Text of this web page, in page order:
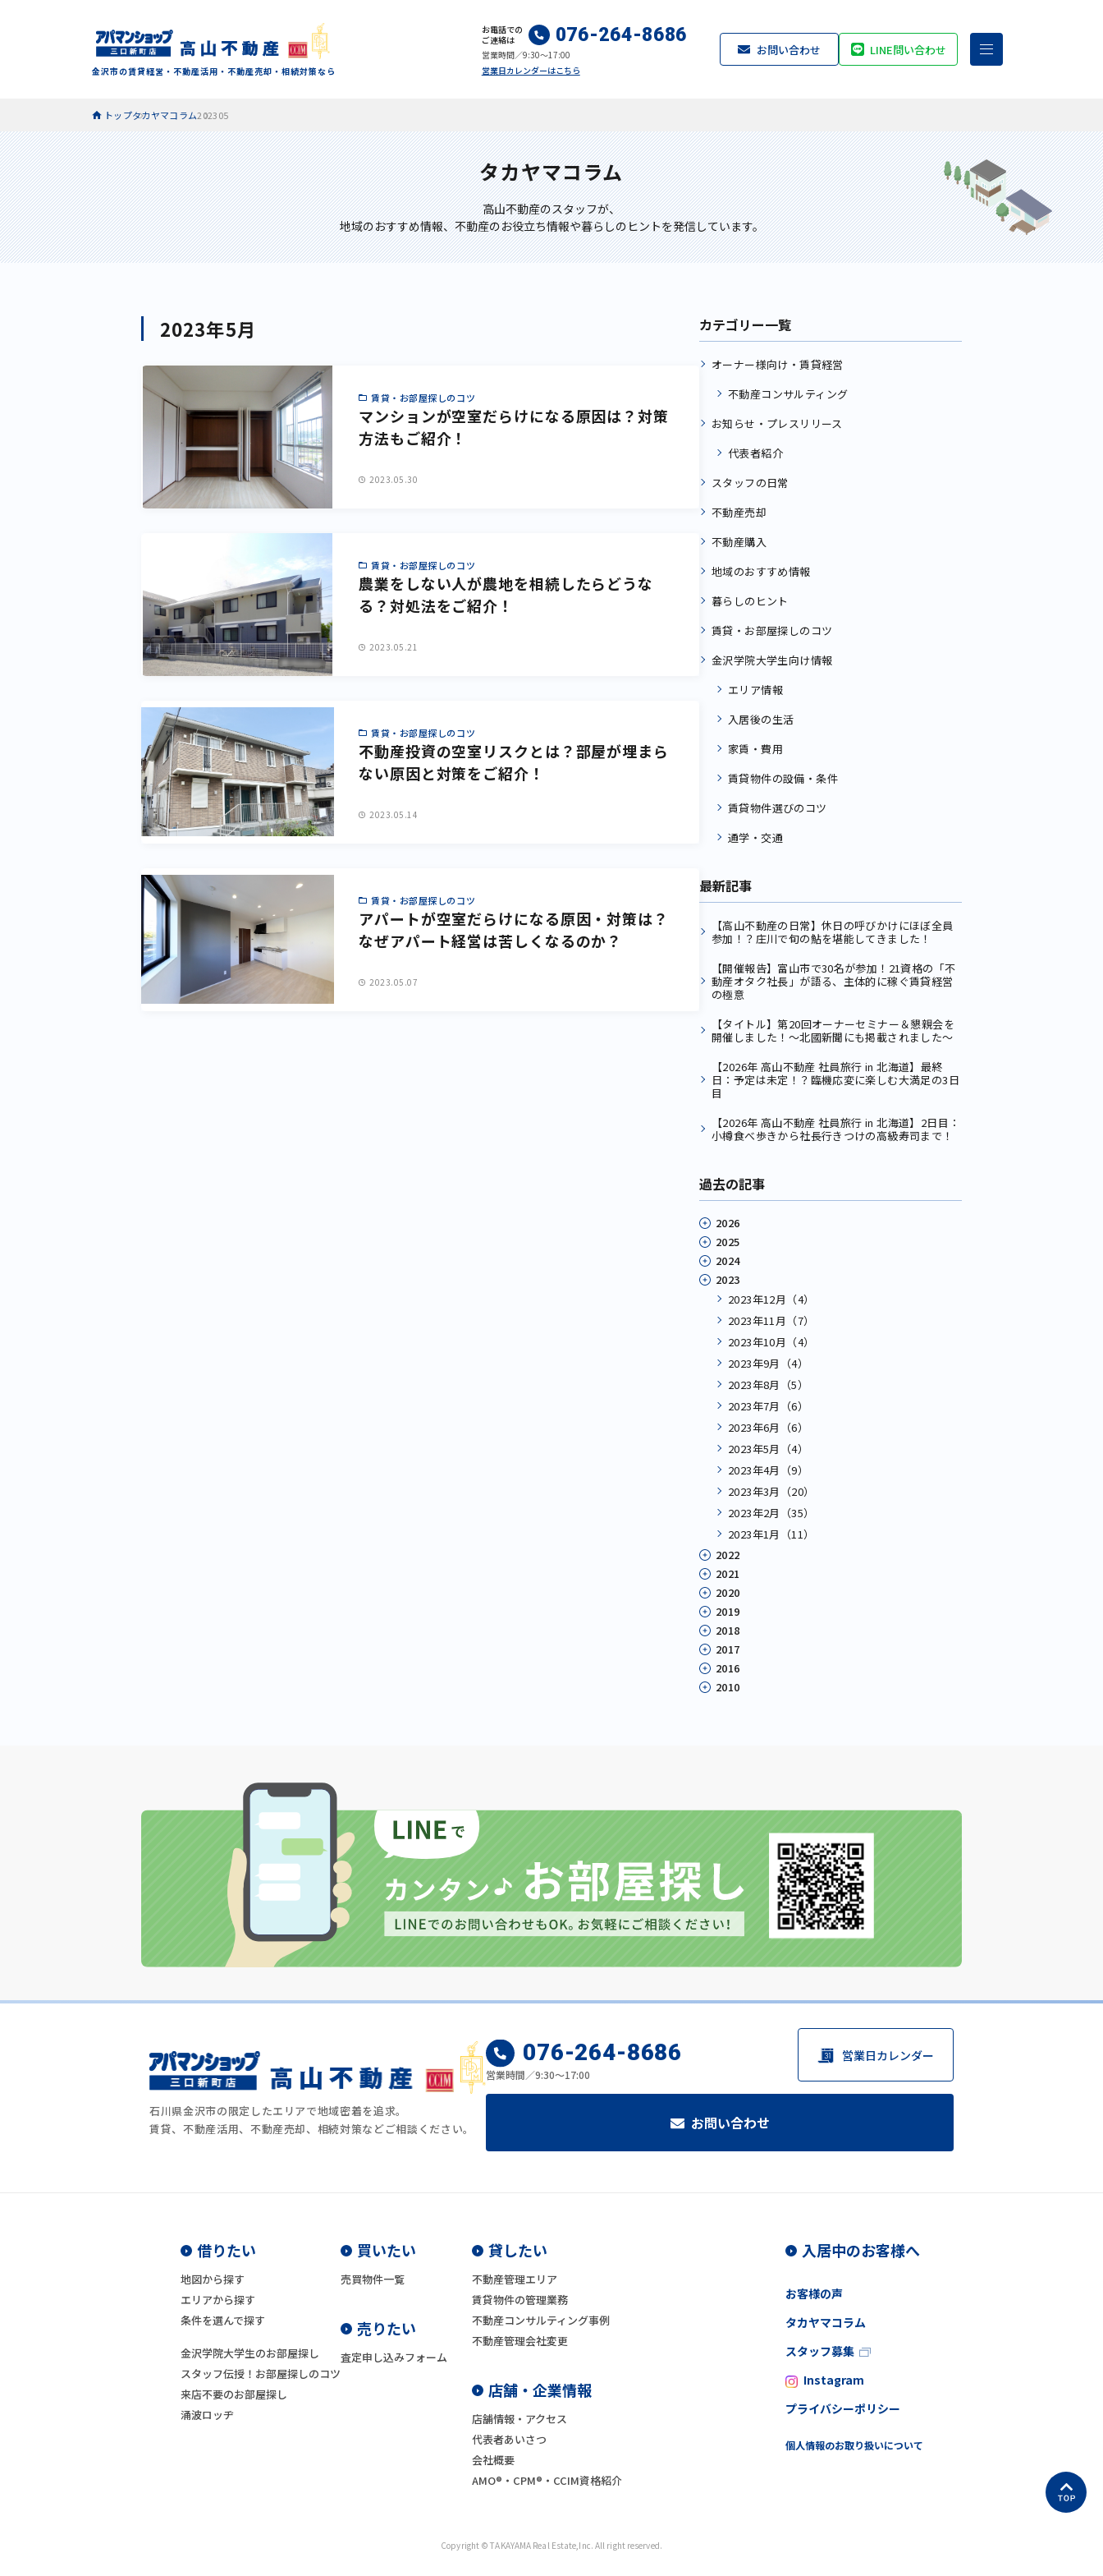
金沢市の賃貸経営・不動産活用・不動産売却・相続対策なら
お電話での
ご連絡は
076-264-8686
営業時間／9:30～17:00
営業日カレンダーはこちら
お問い合わせ LINE問い合わせ
トップタカヤマコラム202305
タカヤマコラム
高山不動産のスタッフが、
地域のおすすめ情報、不動産のお役立ち情報や暮らしのヒントを発信しています。
2023年5月
賃貸・お部屋探しのコツ
マンションが空室だらけになる原因は？対策
方法もご紹介！
2023.05.30
賃貸・お部屋探しのコツ
農業をしない人が農地を相続したらどうな
る？対処法をご紹介！
2023.05.21
賃貸・お部屋探しのコツ
不動産投資の空室リスクとは？部屋が埋まら
ない原因と対策をご紹介！
2023.05.14
賃貸・お部屋探しのコツ
アパートが空室だらけになる原因・対策は？
なぜアパート経営は苦しくなるのか？
2023.05.07
カテゴリー一覧
オーナー様向け・賃貸経営
不動産コンサルティング
お知らせ・プレスリリース
代表者紹介
スタッフの日常
不動産売却
不動産購入
地域のおすすめ情報
暮らしのヒント
賃貸・お部屋探しのコツ
金沢学院大学生向け情報
エリア情報
入居後の生活
家賃・費用
賃貸物件の設備・条件
賃貸物件選びのコツ
通学・交通
最新記事
【高山不動産の日常】休日の呼びかけにほぼ全員
参加！？庄川で旬の鮎を堪能してきました！
【開催報告】富山市で30名が参加！21資格の「不
動産オタク社長」が語る、主体的に稼ぐ賃貸経営
の極意
【タイトル】第20回オーナーセミナー＆懇親会を
開催しました！〜北國新聞にも掲載されました〜
【2026年 高山不動産 社員旅行 in 北海道】最終
日：予定は未定！？臨機応変に楽しむ大満足の3日
目
【2026年 高山不動産 社員旅行 in 北海道】2日目：
小樽食べ歩きから社長行きつけの高級寿司まで！
過去の記事
2026
2025
2024
2023
2023年12月（4）
2023年11月（7）
2023年10月（4）
2023年9月（4）
2023年8月（5）
2023年7月（6）
2023年6月（6）
2023年5月（4）
2023年4月（9）
2023年3月（20）
2023年2月（35）
2023年1月（11）
2022
2021
2020
2019
2018
2017
2016
2010
石川県金沢市の限定したエリアで地域密着を追求。
賃貸、不動産活用、不動産売却、相続対策などご相談ください。
076-264-8686
営業時間／9:30～17:00
営業日カレンダー
お問い合わせ
借りたい
地図から探す
エリアから探す
条件を選んで探す
金沢学院大学生のお部屋探し
スタッフ伝授！お部屋探しのコツ
来店不要のお部屋探し
涌波ロッヂ
買いたい
売買物件一覧
売りたい
査定申し込みフォーム
貸したい
不動産管理エリア
賃貸物件の管理業務
不動産コンサルティング事例
不動産管理会社変更
店舗・企業情報
店舗情報・アクセス
代表者あいさつ
会社概要
AMO®・CPM®・CCIM資格紹介
入居中のお客様へ
お客様の声
タカヤマコラム
スタッフ募集
Instagram
プライバシーポリシー
個人情報のお取り扱いについて
Copyright © TAKAYAMA Real Estate,Inc. All right reserved.